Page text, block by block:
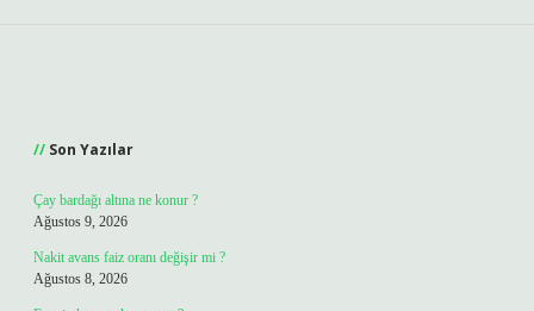
Son Yazılar
Çay bardağı altına ne konur ?
Ağustos 9, 2026
Nakit avans faiz oranı değişir mi ?
Ağustos 8, 2026